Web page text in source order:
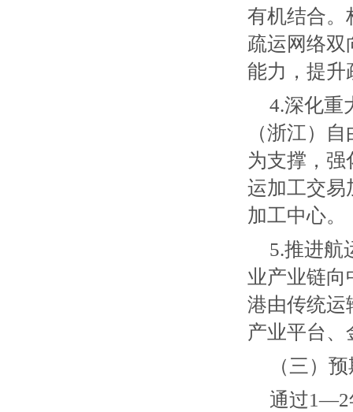
有机结合。
疏运网络双
能力，提升
4.深化重
（浙江）
为支撑，
运加工交易
加工中心。
5.推进航
业产业链向
港由传统运
产业平台、
（三）
通过1—2